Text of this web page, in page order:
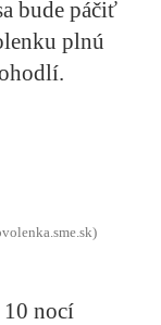
bude páčiť
plnú
10 nocí